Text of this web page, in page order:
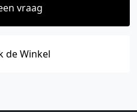
vraag
de Winkel